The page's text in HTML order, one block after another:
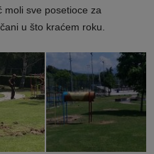
moli sve posetioce za
u što kraćem roku.